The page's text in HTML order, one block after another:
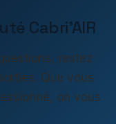
Cabri'AIR
restez
Que vous
on vous